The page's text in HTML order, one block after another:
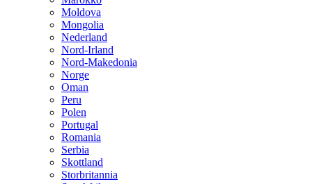
Moldova
Mongolia
Nederland
Nord-Irland
Nord-Makedonia
Norge
Oman
Peru
Polen
Portugal
Romania
Serbia
Skottland
Storbritannia